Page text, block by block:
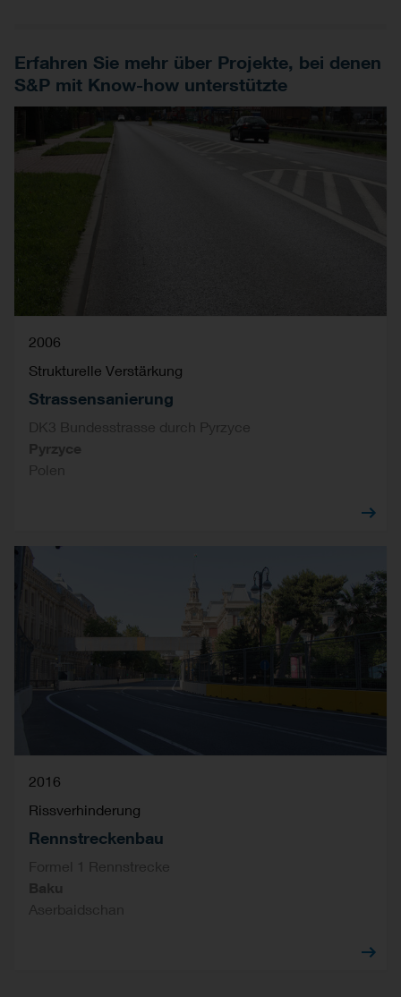
Erfahren Sie mehr über Projekte, bei denen
S&P mit Know-how unterstützte
2006
Strukturelle Verstärkung
Strassensanierung
DK3 Bundesstrasse durch Pyrzyce
Pyrzyce
Polen
2016
Rissverhinderung
Rennstreckenbau
Formel 1 Rennstrecke
Baku
Aserbaidschan